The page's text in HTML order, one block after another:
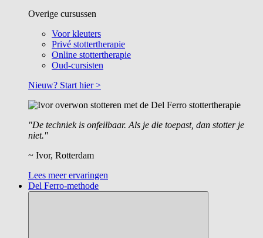
Overige cursussen
Voor kleuters
Privé stottertherapie
Online stottertherapie
Oud-cursisten
Nieuw? Start hier >
"De techniek is onfeilbaar. Als je die toepast, dan stotter je
niet."
~ Ivor, Rotterdam
Lees meer ervaringen
Del Ferro-methode